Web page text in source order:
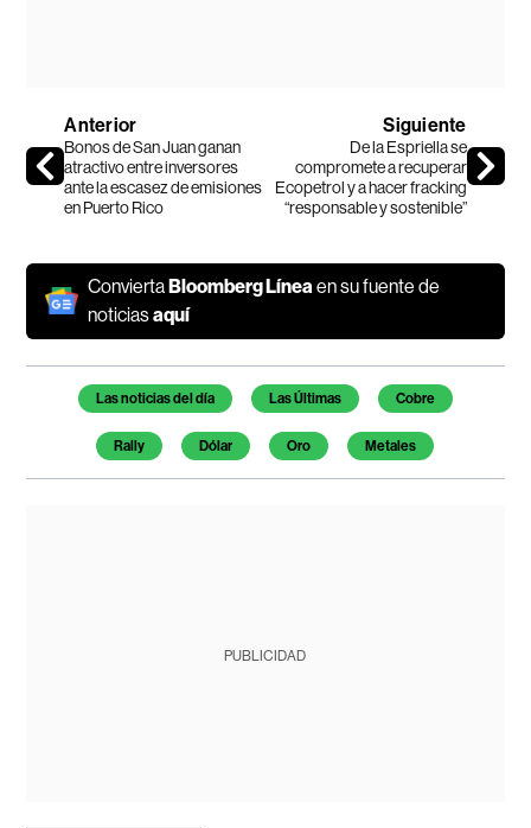
Anterior
Bonos de San Juan ganan
atractivo entre inversores
ante la escasez de emisiones
en Puerto Rico
Siguiente
De la Espriella se
compromete a recuperar
Ecopetrol y a hacer fracking
“responsable y sostenible”
ConviertaBloomberg Línea en su fuente de
noticiasaquí
Temas de este artículo
Las noticias del día Las Últimas Cobre
Rally Dólar Oro Metales
PUBLICIDAD